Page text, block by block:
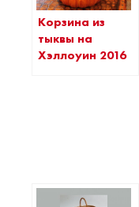
Корзина из
тыквы на
Хэллоуин 2016